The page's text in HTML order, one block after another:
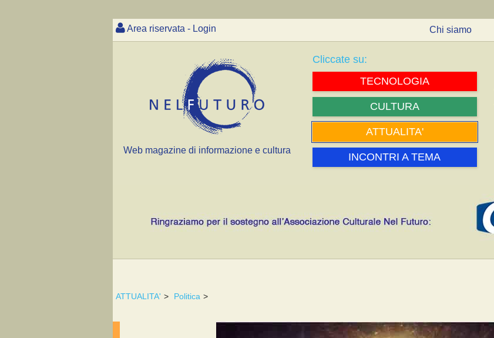
Area riservata - Login Chi siamo
Web magazine di informazione e cultura
Cliccate su:
TECNOLOGIA
CULTURA
ATTUALITA'
INCONTRI A TEMA
ATTUALITA' > Politica >